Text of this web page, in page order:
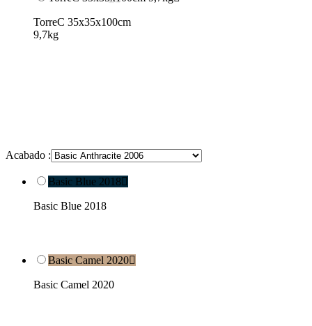
TorreC 35x35x100cm
9,7kg
Acabado :
Basic Blue 2018
Basic Blue 2018
Basic Camel 2020
Basic Camel 2020